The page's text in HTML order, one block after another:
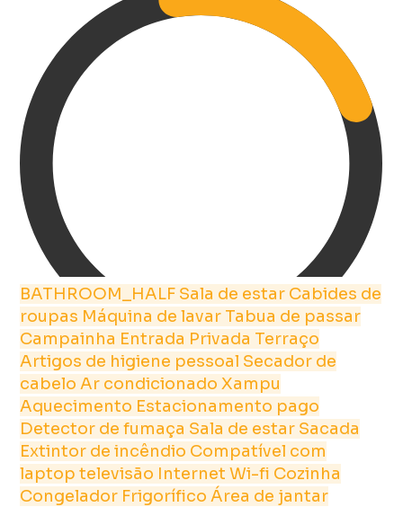
BATHROOM_HALF Sala de estar Cabides de
roupas Máquina de lavar Tabua de passar
Campainha Entrada Privada Terraço
Artigos de higiene pessoal Secador de
cabeloAr condicionadoXampu
Aquecimento Estacionamento pago
Detector de fumaça Sala de estar Sacada
Extintor de incêndio Compatível com
laptoptelevisão InternetWi-fi Cozinha
Congelador FrigoríficoÁrea de jantar